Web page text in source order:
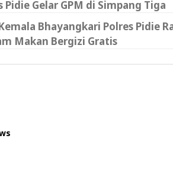
Pidie Gelar GPM di Simpang Tiga
Bhayangkari Polres Pidie
Makan Bergizi Gratis